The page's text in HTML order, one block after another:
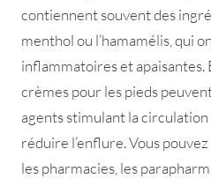
contiennent souvent des
menthol ou l’hamamélis, qui
inflammatoires et apaisantes.
crèmes pour les pieds
agents stimulant la
réduire l’enflure. Vous
les pharmacies, les